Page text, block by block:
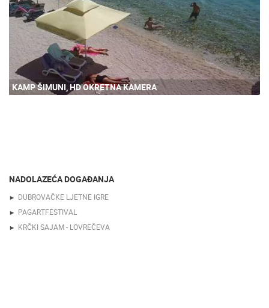
KAMP ŠIMUNI, HD OKRETNA KAMERA
NADOLAZEĆA DOGAĐANJA
DUBROVAČKE LJETNE IGRE
PAGARTFESTIVAL
KRČKI SAJAM - LOVREČEVA